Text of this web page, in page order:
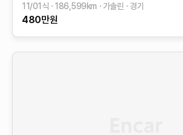
11/01식 186,599km 가솔린 경기
480만원